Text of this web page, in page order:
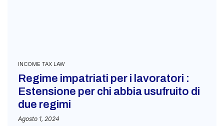
INCOME TAX LAW
Regime impatriati per i lavoratori :
Estensione per chi abbia usufruito di
due regimi
Agosto 1, 2024